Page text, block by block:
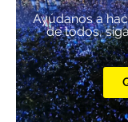
Ayúdanos a
de todos,